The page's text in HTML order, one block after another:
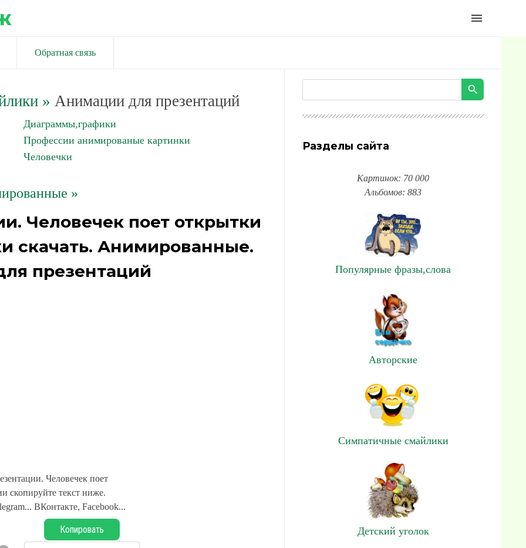
menu
Обратная связь
» Анимации для презентаций
Диаграммы,графики
Профессии анимированые картинки
Человечки
»
Человечек поет открытки
скачать. Анимированные.
презентаций
Человечек поет
скопируйте текст ниже.
ВКонтакте, Facebook...
Копировать
Разделы сайта
Картинок: 70 000
Альбомов: 883
Популярные фразы,слова
Авторские
Симпатичные смайлики
Детский уголок